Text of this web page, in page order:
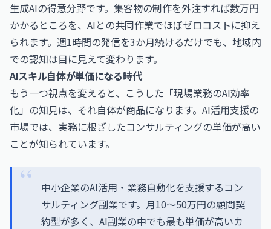
生成AIの得意分野です。集客物の制作を外注すれば数万円
かかるところを、AIとの共同作業でほぼゼロコストに抑え
られます。週1時間の発信を3か月続けるだけでも、地域内
での認知は目に見えて変わります。
AIスキル自体が単価になる時代
もう一つ視点を変えると、こうした「現場業務のAI効率
化」の知見は、それ自体が商品になります。AI活用支援の
市場では、実務に根ざしたコンサルティングの単価が高い
ことが知られています。
中小企業のAI活用・業務自動化を支援するコン
サルティング副業です。月10〜50万円の顧問契
約型が多く、AI副業の中でも最も単価が高いカ